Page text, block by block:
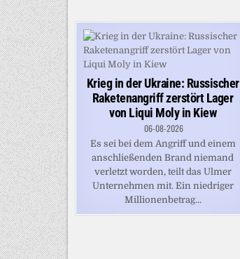
Krieg in der Ukraine: Russischer
Raketenangriff zerstört Lager
von Liqui Moly in Kiew
06-08-2026
Es sei bei dem Angriff und einem
anschließenden Brand niemand
verletzt worden, teilt das Ulmer
Unternehmen mit. Ein niedriger
Millionenbetrag...